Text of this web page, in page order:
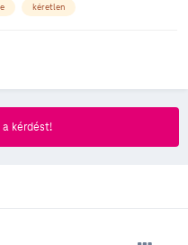
kéretlen
kérdést!